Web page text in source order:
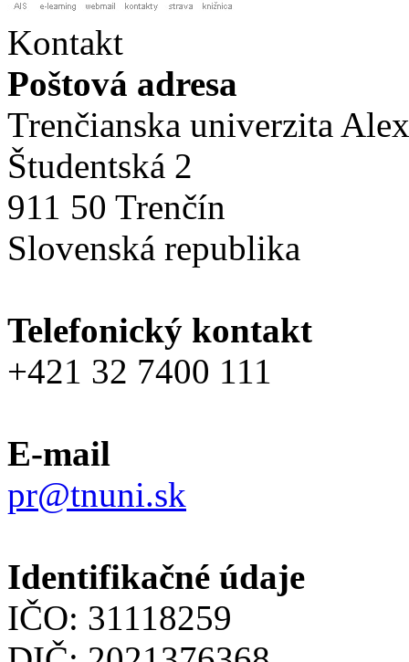
Kontakt
Poštová adresa
Trenčianska univerzita
Študentská 2
911 50 Trenčín
Slovenská republika
Telefonický kontakt
+421 32 7400 111
E-mail
pr@tnuni.sk
Identifikačné údaje
IČO: 31118259